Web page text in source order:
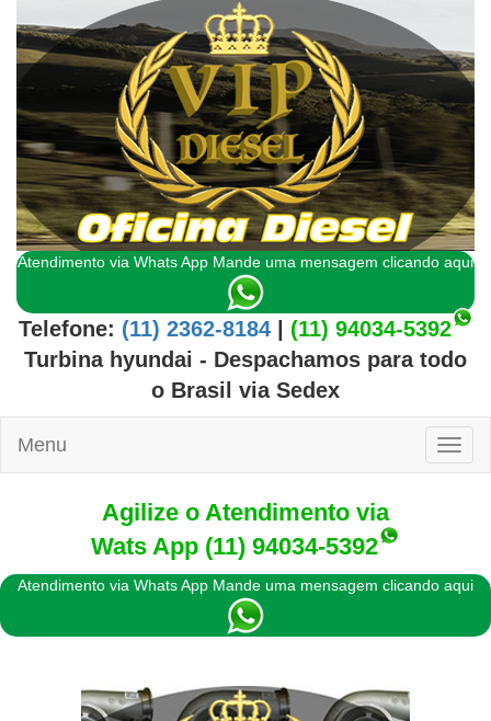
Atendimento via Whats App Mande uma mensagem clicando aqui
Telefone: (11) 2362-8184| (11) 94034-5392
Turbina hyundai - Despachamos para todo
o Brasil via Sedex
Menu
Agilize o Atendimento via
Wats App (11) 94034-5392
Atendimento via Whats App Mande uma mensagem clicando aqui